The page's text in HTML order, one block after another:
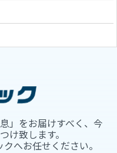
」をお届けすべく、今
け致します。
へお任せください。